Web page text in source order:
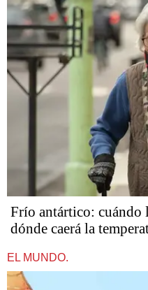
Frío antártico: cuándo
dónde caerá la
EL MUNDO.